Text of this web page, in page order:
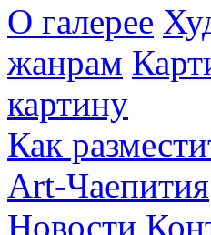
О галерее
жанрам
картину
Как
Art-Чаепития
Новости